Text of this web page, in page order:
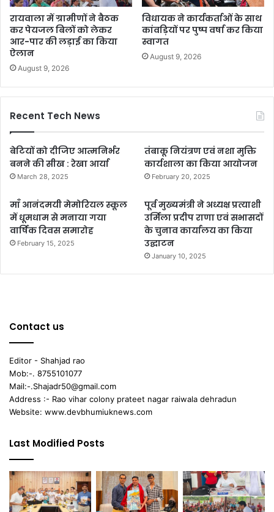
रायवाला में ग्रामीणों ने बैठक
कर पेयजल बिलों को लेकर
आर-पार की लड़ाई का किया
ऐलान
August 9, 2026
विधायक ने कार्यकर्ताओं के साथ
कांवड़ियों पर पुष्प वर्षा कर किया
स्वागत
August 9, 2026
Recent Tech News
बेटियों को दीजिए आत्मनिर्भर
बनने की सीख : रेखा आर्या
March 28, 2025
तंबाकू नियंत्रण एवं नशा मुक्ति
कार्यशाला का किया आयोजन
February 20, 2025
माँ आनंदमयी मेमोरियल स्कूल
में धूमधाम से मनाया गया
वार्षिक दिवस समारोह
February 15, 2025
पूर्व मुख्यमंत्री ने अध्यक्ष प्रत्याशी
उर्मिला प्रदीप राणा एवं सभासदों
के चुनाव कार्यालय का किया
उद्घाटन
January 10, 2025
Contact us
Editor - Shahjad rao
Mob:-. 8755101077
Mail:-.Shajadr50@gmail.com
Address :- Rao vihar colony prateet nagar raiwala dehradun
Website: www.devbhumiuknews.com
Last Modified Posts